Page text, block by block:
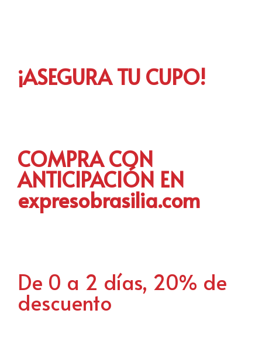
¡ASEGURA TU CUPO!
COMPRA CON
ANTICIPACIÓN EN
expresobrasilia.com
De 0 a 2 días, 20% de
descuento